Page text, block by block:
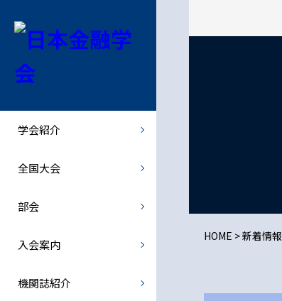
学会紹介
学会紹介
規則の細則
全国大会
全国大会
部会
部会
関西部会
入会案内
機関誌紹介
機関誌紹介
JJMFE
HOME >新着情報